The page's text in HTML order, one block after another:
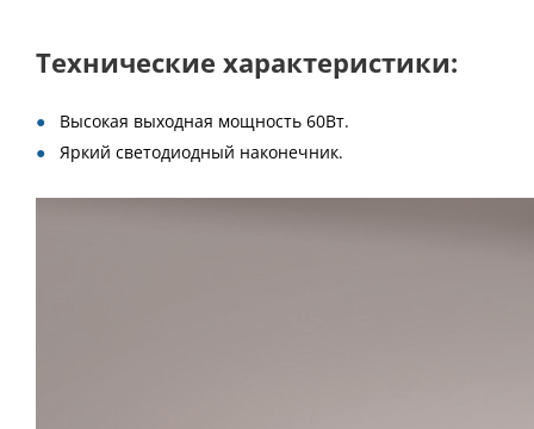
Технические характеристики:
Высокая выходная мощность 60Вт.
Яркий светодиодный наконечник.